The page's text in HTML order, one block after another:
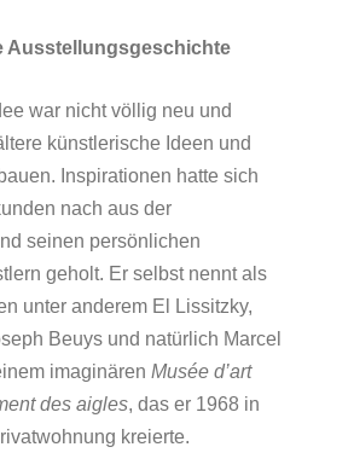
Ausstellungsgeschichte
war nicht völlig neu und
künstlerische Ideen und
Inspirationen hatte sich
nach aus der
seinen persönlichen
geholt. Er selbst nennt als
unter anderem El Lissitzky,
Beuys und natürlich Marcel
imaginären Musée d’art
des aigles, das er 1968 in
kreierte.